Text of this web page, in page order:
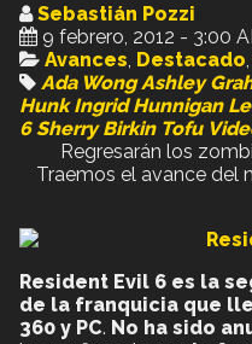
Sebastián Pozzi
9 febrero, 2012 - 3:00
Avances Destacado
Ada Wong Ashley
Hunk Ingrid Hunnigan
6 Sherry Birkin Tofu
Regresarán los
Traemos el avance del
Resident Evil 6 es la
de la franquicia que
360 y PC. No ha sido